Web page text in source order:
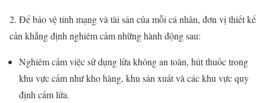
2. Để bảo vệ tính mạng và tài sản của mỗi cá nhân, đơn vị thiết kế
cần khẳng định nghiêm cấm những hành động sau:
Nghiêm cấm việc sử dụng lửa không an toàn, hút thuốc trong
khu vực cấm như kho hàng, khu sản xuất và các khu vực quy
định cấm lửa.